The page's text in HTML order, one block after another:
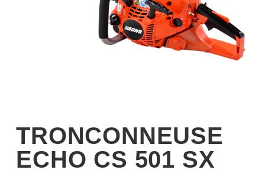
TRONCONNEUSE
ECHO CS 501 SX